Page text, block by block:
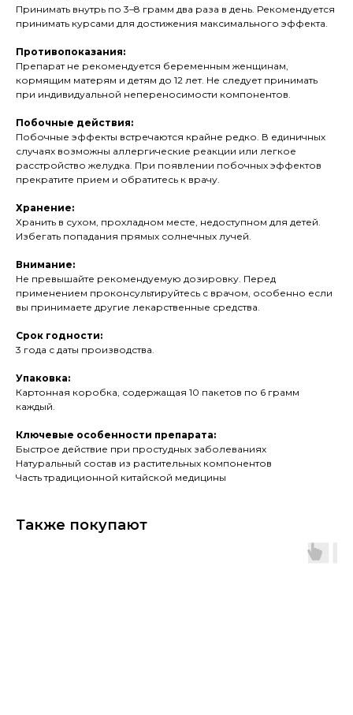
Принимать внутрь по 3–8 грамм два раза в день. Рекомендуется
принимать курсами для достижения максимального эффекта.
Противопоказания:
Препарат не рекомендуется беременным женщинам,
кормящим матерям и детям до 12 лет. Не следует принимать
при индивидуальной непереносимости компонентов.
Побочные действия:
Побочные эффекты встречаются крайне редко. В единичных
случаях возможны аллергические реакции или легкое
расстройство желудка. При появлении побочных эффектов
прекратите прием и обратитесь к врачу.
Хранение:
Хранить в сухом, прохладном месте, недоступном для детей.
Избегать попадания прямых солнечных лучей.
Внимание:
Не превышайте рекомендуемую дозировку. Перед
применением проконсультируйтесь с врачом, особенно если
вы принимаете другие лекарственные средства.
Срок годности:
3 года с даты производства.
Упаковка:
Картонная коробка, содержащая 10 пакетов по 6 грамм
каждый.
Ключевые особенности препарата:
Быстрое действие при простудных заболеваниях
Натуральный состав из растительных компонентов
Часть традиционной китайской медицины
Также покупают